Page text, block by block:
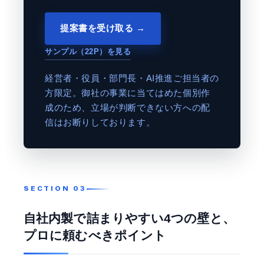
提案書を受け取る →
サンプル（22P）を見る
経営者・役員・部門長・AI推進ご担当者の
方限定。御社の事業に当てはめた個別作
成のため、立場が判断できない方への配
信はお断りしております。
自社内製で詰まりやすい4つの壁と、
プロに頼むべきポイント